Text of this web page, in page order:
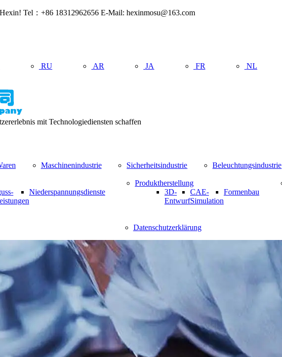
Tel：+86 18312962656 E-Mail: hexinmosu@163.com
RU AR JA FR NL
mit Technologiediensten schaffen
Maschinenindustrie Sicherheitsindustrie Beleuchtungsindustrie
Niederspannungsdienste
Produktherstellung
3D-
Entwurf
CAE-
Simulation
Formenbau
Datenschutzerklärung